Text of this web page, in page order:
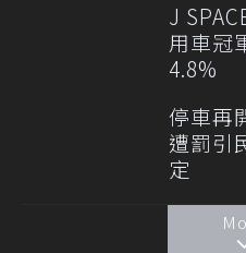
J
用車冠
4.8%
停車再
遭罰引
定